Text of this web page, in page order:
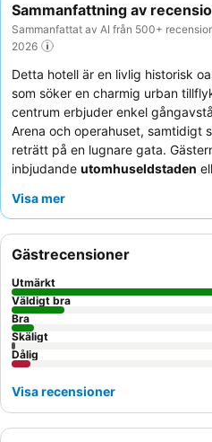
Sammanfattning av
Sammanfattat av AI från 500+
2026
Detta hotell är en livlig historisk
som söker en charmig urban
centrum erbjuder enkel
Arena och operahuset, samtidigt
reträtt på en lugnare gata.
inbjudande utomhuseldstaden
hjälpsamhet, vilket kompletterar
För en verkligt lyxig upplevelse,
enregnduschoch kroppsstrålar.
Visa mer
Gästrecensioner
Utmärkt
Väldigt bra
Bra
Skäligt
Dålig
Visa recensioner